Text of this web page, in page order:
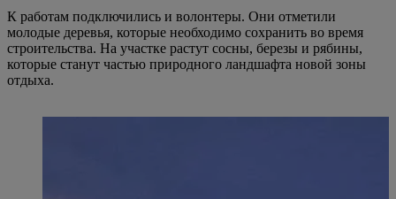
К работам подключились и волонтеры. Они отметили
молодые деревья, которые необходимо сохранить во время
строительства. На участке растут сосны, березы и рябины,
которые станут частью природного ландшафта новой зоны
отдыха.